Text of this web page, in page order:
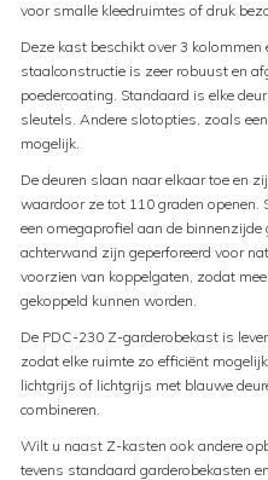
voor smalle kleedruimtes of druk
Deze kast beschikt over 3
staalconstructie is zeer robuust en
poedercoating. Standaard is elke
sleutels. Andere slotopties, zoals
mogelijk.
De deuren slaan naar elkaar toe en
waardoor ze tot 110 graden openen.
een omegaprofiel aan de
achterwand zijn geperforeerd voor
voorzien van koppelgaten, zodat
gekoppeld kunnen worden.
De PDC-230 Z-garderobekast is
zodat elke ruimte zo efficiënt
lichtgrijs of lichtgrijs met blauwe
combineren.
Wilt u naast Z-kasten ook andere
tevens standaard garderobekasten